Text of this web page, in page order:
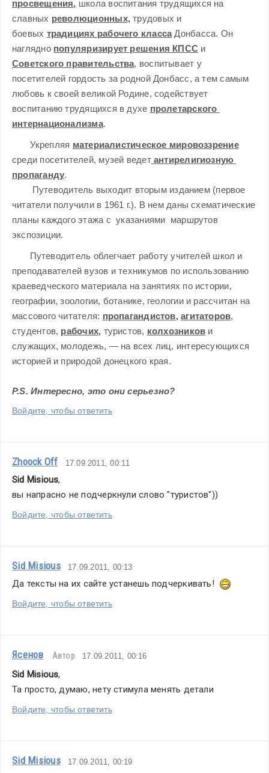
просвещения, школа воспитания трудящихся на
славных революционных, трудовых и
боевых традициях рабочего класса Донбасса. Он
наглядно популяризирует решения КПСС
Советского правительства, воспитывает у
посетителей гордость за родной Донбасс, а тем самым
любовь к своей великой Родине, содействует
воспитанию трудящихся в духе пролетарского
интернационализма.
Укрепляя материалистическое мировоззрение
среди посетителей, музей ведет антирелигиозную
пропаганду.
Путеводитель выходит вторым изданием (первое
читатели получили в 1961 г.). В нем даны схематические
планы каждого этажа с  указаниями  маршрутов
экспозиции.
Путеводитель облегчает работу учителей школ и
преподавателей вузов и техникумов по использованию
краеведческого материала на занятиях по истории,
географии, зоологии, ботанике, геологии и рассчитан на
массового читателя: пропагандистов, агитаторов,
студентов, рабочих, туристов, колхозников и
служащих, молодежь, — на всех лиц, интересующихся
историей и природой донецкого края.
P.S. Интересно, это они серьезно?
Войдите, чтобы ответить
Zhoock Off 17.09.2011, 00:11
Sid Misious,
вы напрасно не подчеркнули слово "туристов"))
Войдите, чтобы ответить
Sid Misious 17.09.2011, 00:13
Да тексты на их сайте устанешь подчеркивать!
Войдите, чтобы ответить
Ясенов Автор 17.09.2011, 00:16
Sid Misious,
Та просто, думаю, нету стимула менять детали
Войдите, чтобы ответить
Sid Misious 17.09.2011, 00:19